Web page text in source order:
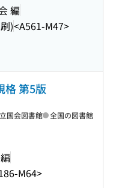
編
)<A561-M47>
格 第5版
M64>
国会図書館 全国の図書館